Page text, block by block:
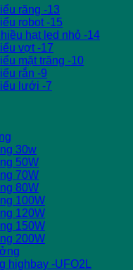
răng -13
robot -15
hạt led nhỏ -14
vợt -17
mặt trăng -10
rắn -9
lưới -7
30w
50W
70W
80W
100W
120W
150W
200W
highbay -UFO2L